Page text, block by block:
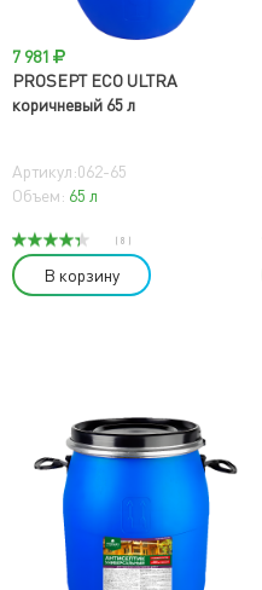
7 981
PROSEPT ECO ULTRA
коричневый 65 л
Артикул:062-65
Объем: 65 л
( 8 )
В корзину